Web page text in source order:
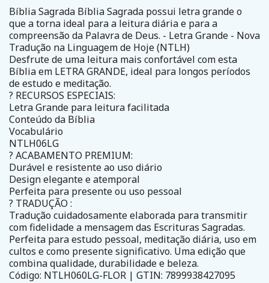
Bíblia Sagrada Bíblia Sagrada possui letra grande o
que a torna ideal para a leitura diária e para a
compreensão da Palavra de Deus. - Letra Grande - Nova
Tradução na Linguagem de Hoje (NTLH)
Desfrute de uma leitura mais confortável com esta
Bíblia em LETRA GRANDE, ideal para longos períodos
de estudo e meditação.
? RECURSOS ESPECIAIS:
Letra Grande para leitura facilitada
Conteúdo da Bíblia
Vocabulário
NTLH06LG
? ACABAMENTO PREMIUM:
Durável e resistente ao uso diário
Design elegante e atemporal
Perfeita para presente ou uso pessoal
? TRADUÇÃO :
Tradução cuidadosamente elaborada para transmitir
com fidelidade a mensagem das Escrituras Sagradas.
Perfeita para estudo pessoal, meditação diária, uso em
cultos e como presente significativo. Uma edição que
combina qualidade, durabilidade e beleza.
Código: NTLH060LG-FLOR | GTIN: 7899938427095